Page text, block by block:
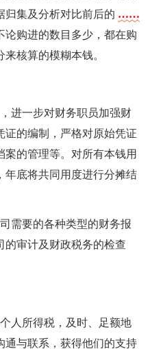
归集及分析对比前后的 ……
论购进的数目多少，都在购
核算的模糊本钱。
进一步对财务职员加强财
证的编制，严格对原始凭证
的管理等。对所有本钱用
年底将共同用度进行分摊结
需要的各种类型的财务报
的审计及财政税务的检查
人所得税，及时、足额地
通与联系，获得他们的支持